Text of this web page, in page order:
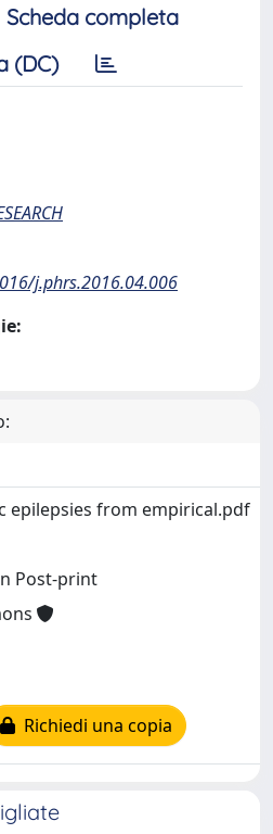
Scheda completa
(DC)
j.phrs.2016.04.006
epilepsies from empirical.pdf
Post-print
Richiedi una copia